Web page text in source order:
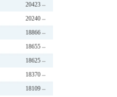
20423
20240
18866
18655
18625
18370
18109